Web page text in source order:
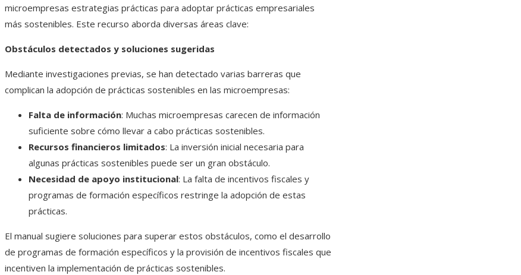
microempresas estrategias prácticas para adoptar prácticas empresariales
más sostenibles. Este recurso aborda diversas áreas clave:​
Obstáculos detectados y soluciones sugeridas
Mediante investigaciones previas, se han detectado varias barreras que
complican la adopción de prácticas sostenibles en las microempresas:​
Falta de información: Muchas microempresas carecen de información
suficiente sobre cómo llevar a cabo prácticas sostenibles.​
Recursos financieros limitados: La inversión inicial necesaria para
algunas prácticas sostenibles puede ser un gran obstáculo.​
Necesidad de apoyo institucional: La falta de incentivos fiscales y
programas de formación específicos restringe la adopción de estas
prácticas.​
El manual sugiere soluciones para superar estos obstáculos, como el desarrollo
de programas de formación específicos y la provisión de incentivos fiscales que
incentiven la implementación de prácticas sostenibles.​